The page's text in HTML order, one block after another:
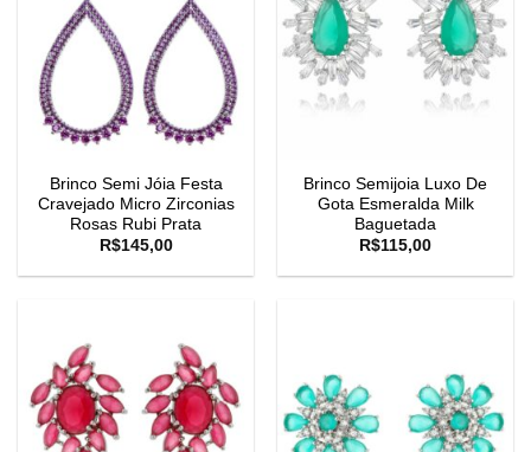
Brinco Semi Jóia Festa
Cravejado Micro Zirconias
Rosas Rubi Prata
R$145,00
Brinco Semijoia Luxo De
Gota Esmeralda Milk
Baguetada
R$115,00